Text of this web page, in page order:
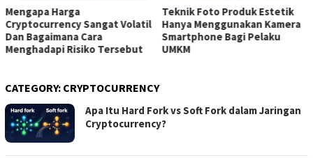
Sangat Volatil
Cara
Tersebut
Teknik Foto Produk Estetik
Hanya Menggunakan Kamera
Smartphone Bagi Pelaku
UMKM
Panduan
Wallet
Aman Untuk
CATEGORY: CRYPTOCURRENCY
Apa Itu Hard Fork vs Soft Fork dalam Jaringan
Cryptocurrency?